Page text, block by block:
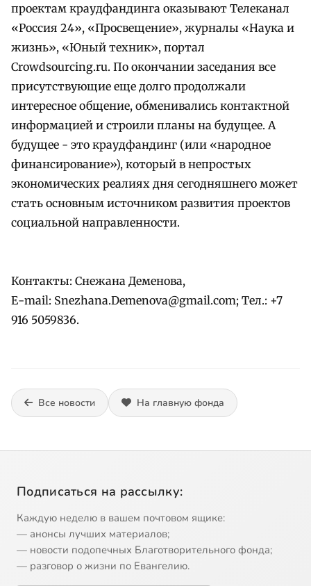
проектам краудфандинга оказывают Телеканал
«Россия 24», «Просвещение», журналы «Наука и
жизнь», «Юный техник», портал
Crowdsourcing.ru. По окончании заседания все
присутствующие еще долго продолжали
интересное общение, обменивались контактной
информацией и строили планы на будущее. А
будущее - это краудфандинг (или «народное
финансирование»), который в непростых
экономических реалиях дня сегодняшнего может
стать основным источником развития проектов
социальной направленности.
Контакты: Снежана Деменова,
Е-mail: Snezhana.Demenova@gmail.com; Тел.: +7
916 5059836.
Все новости На главную фонда
Подписаться на рассылку:
Каждую неделю в вашем почтовом ящике:
— анонсы лучших материалов;
— новости подопечных Благотворительного фонда;
— разговор о жизни по Евангелию.